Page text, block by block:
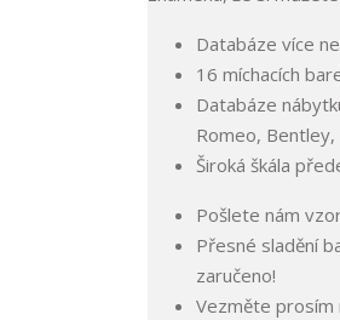
Databáze více
16 míchacích
Databáze
Romeo, Bentley,
Široká škála
Pošlete nám
Přesné sladění
zaručeno!
Vezměte prosím